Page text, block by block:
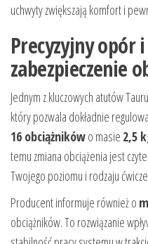
uchwyty zwiększają komfort i
Precyzyjny opór
zabezpieczenie
Jednym z kluczowych atutów
który pozwala dokładnie
16 obciążnikówo masie 2,5
temu zmiana obciążenia jest
Twojego poziomu i rodzaju
Producent informuje również o
obciążników. To rozwiązanie